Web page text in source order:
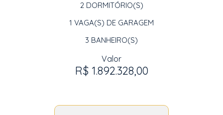
2DORMITÓRIO(S)
1 VAGA(S) DE GARAGEM
3 BANHEIRO(S)
Valor
R$ 1.892.328,00